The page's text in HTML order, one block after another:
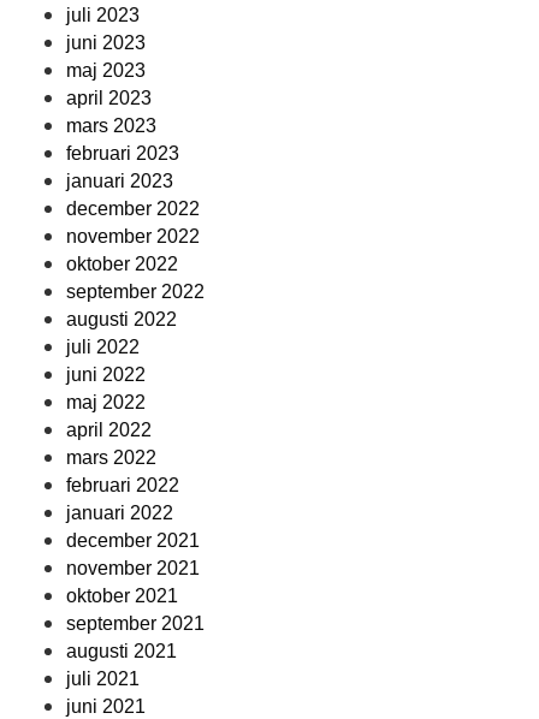
juli 2023
juni 2023
maj 2023
april 2023
mars 2023
februari 2023
januari 2023
december 2022
november 2022
oktober 2022
september 2022
augusti 2022
juli 2022
juni 2022
maj 2022
april 2022
mars 2022
februari 2022
januari 2022
december 2021
november 2021
oktober 2021
september 2021
augusti 2021
juli 2021
juni 2021